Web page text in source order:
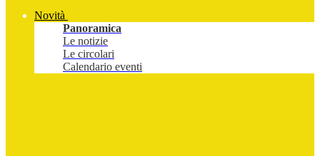
Novità
Panoramica
Le notizie
Le circolari
Calendario eventi